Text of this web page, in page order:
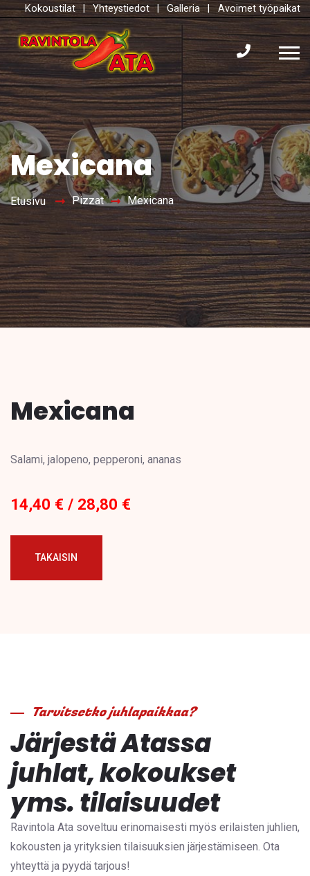
Kokoustilat | Yhteystiedot | Galleria | Avoimet työpaikat
Mexicana
Etusivu Pizzat Mexicana
Mexicana
Salami, jalopeno, pepperoni, ananas
14,40 € / 28,80 €
TAKAISIN
Tarvitsetko juhlapaikkaa?
Järjestä Atassa
juhlat, kokoukset
yms. tilaisuudet
Ravintola Ata soveltuu erinomaisesti myös erilaisten juhlien,
kokousten ja yrityksien tilaisuuksien järjestämiseen. Ota
yhteyttä ja pyydä tarjous!